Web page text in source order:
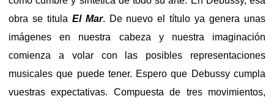
obra se titula El Mar. De nuevo el título ya genera unas
imágenes en nuestra cabeza y nuestra imaginación
comienza a volar con las posibles representaciones
musicales que puede tener. Espero que Debussy cumpla
vuestras expectativas. Compuesta de tres movimientos,